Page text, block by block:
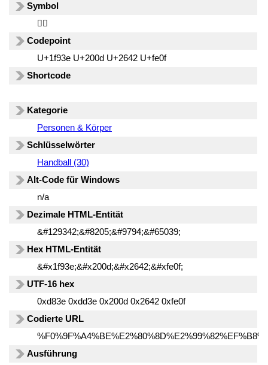
Symbol
🤾‍♂️
Codepoint
U+1f93e U+200d U+2642 U+fe0f
Shortcode
Kategorie
Personen & Körper
Schlüsselwörter
Handball (30)
Alt-Code für Windows
n/a
Dezimale HTML-Entität
&#129342;&#8205;&#9794;&#65039;
Hex HTML-Entität
&#x1f93e;&#x200d;&#x2642;&#xfe0f;
UTF-16 hex
0xd83e 0xdd3e 0x200d 0x2642 0xfe0f
Codierte URL
Ausführung